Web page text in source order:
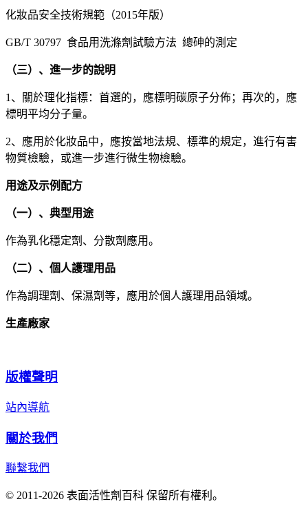
化妝品安全技術規範（2015年版）
GB/T 30797 食品用洗滌劑試驗方法 總砷的測定
（三）、進一步的說明
1、關於理化指標：首選的，應標明碳原子分佈；再次的，應
標明平均分子量。
2、應用於化妝品中，應按當地法規、標準的規定，進行有害
物質檢驗，或進一步進行微生物檢驗。
用途及示例配方
（一）、典型用途
作為乳化穩定劑、分散劑應用。
（二）、個人護理用品
作為調理劑、保濕劑等，應用於個人護理用品領域。
生產廠家
版權聲明
站內導航
關於我們
聯繫我們
© 2011-2026 表面活性劑百科 保留所有權利。